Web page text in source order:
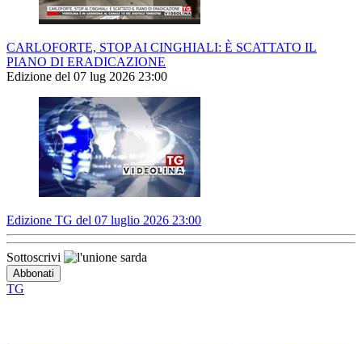
CARLOFORTE, STOP AI CINGHIALI: È SCATTATO IL
PIANO DI ERADICAZIONE
Edizione del 07 lug 2026 23:00
Edizione TG del 07 luglio 2026 23:00
Sottoscrivi
TG